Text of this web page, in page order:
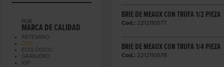
POR
MARCA DE CALIDAD
ARTESANO
DOP
ECOLÓGICO
GRANJERO
IGP
BRIE DE MEAUX CON TRUFA 1/2 PIEZA
Cod.: 2212110577
BRIE DE MEAUX CON TRUFA 1/4 PIEZA
Cod.: 2212110578